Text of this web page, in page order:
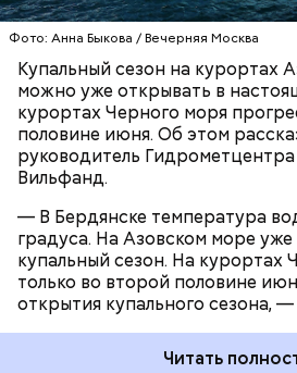
Фото: Анна Быкова / Вечерняя Москва
Купальный сезон на курортах
можно уже открывать в
курортах Черного моря
половине июня. Об этом
руководитель
Вильфанд.
— В Бердянске температура
градуса. На Азовском море
купальный сезон. На курортах
только во второй половине
открытия купального сезона, —
Читать